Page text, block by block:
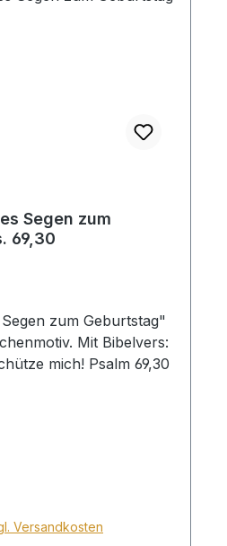
Segen zum
69,30
zum Geburtstag"
Mit Bibelvers:
mich! Psalm 69,30
Versandkosten